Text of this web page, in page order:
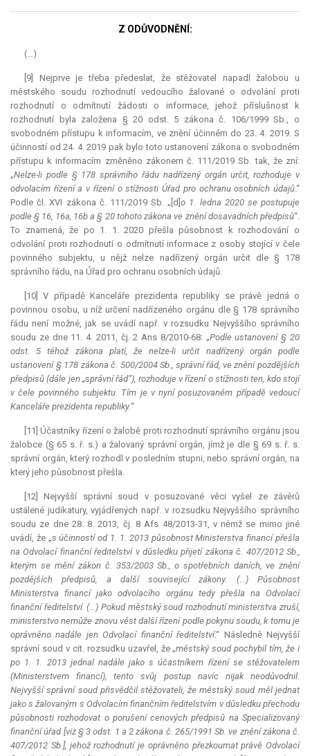
Z ODŮVODNĚNÍ:
(…)
[9] Nejprve je třeba předeslat, že stěžovatel napadl žalobou u
městského soudu rozhodnutí vedoucího žalované o odvolání proti
rozhodnutí o odmítnutí žádosti o informace, jehož příslušnost k
rozhodnutí byla založena § 20 odst. 5 zákona č. 106/1999 Sb., o
svobodném přístupu k informacím, ve znění účinném do 23. 4. 2019. S
účinností od 24. 4. 2019 pak bylo toto ustanovení zákona o svobodném
přístupu k informacím změněno zákonem č. 111/2019 Sb. tak, že zní:
„Nelze-li podle § 178 správního řádu nadřízený orgán určit, rozhoduje v
odvolacím řízení a v řízení o stížnosti Úřad pro ochranu osobních údajů.“
Podle čl. XVI zákona č. 111/2019 Sb. „[d]o 1. ledna 2020 se postupuje
podle § 16, 16a, 16b a § 20 tohoto zákona ve znění dosavadních předpisů“.
To znamená, že po 1. 1. 2020 přešla působnost k rozhodování o
odvolání proti rozhodnutí o odmítnutí informace z osoby stojící v čele
povinného subjektu, u nějž nelze nadřízený orgán určit dle § 178
správního řádu, na Úřad pro ochranu osobních údajů.
[10] V případě Kanceláře prezidenta republiky se právě jedná o
povinnou osobu, u níž určení nadřízeného orgánu dle § 178 správního
řádu není možné, jak se uvádí např. v rozsudku Nejvyššího správního
soudu ze dne 11. 4. 2011, čj. 2 Ans 8/2010-68: „Podle ustanovení § 20
odst. 5 téhož zákona platí, že nelze-li určit nadřízený orgán podle
ustanovení § 178 zákona č. 500/2004 Sb., správní řád, ve znění pozdějších
předpisů (dále jen „správní řád“), rozhoduje v řízení o stížnosti ten, kdo stojí
v čele povinného subjektu. Tím je v nyní posuzovaném případě vedoucí
Kanceláře prezidenta republiky.“
[11] Účastníky řízení o žalobě proti rozhodnutí správního orgánu jsou
žalobce (§ 65 s. ř. s.) a žalovaný správní orgán, jímž je dle § 69 s. ř. s.
správní orgán, který rozhodl v posledním stupni, nebo správní orgán, na
který jeho působnost přešla.
[12] Nejvyšší správní soud v posuzované věci vyšel ze závěrů
ustálené judikatury, vyjádřených např. v rozsudku Nejvyššího správního
soudu ze dne 28. 8. 2013, čj. 8 Afs 48/2013-31, v němž se mimo jiné
uvádí, že „s účinností od 1. 1. 2013 působnost Ministerstva financí přešla
na Odvolací finanční ředitelství v důsledku přijetí zákona č. 407/2012 Sb.,
kterým se mění zákon č. 353/2003 Sb., o spotřebních daních, ve znění
pozdějších předpisů, a další související zákony. (…) Působnost
Ministerstva financí jako odvolacího orgánu tedy přešla na Odvolací
finanční ředitelství. (…) Pokud městský soud rozhodnutí ministerstva zruší,
ministerstvo nemůže znovu vést další řízení podle pokynu soudu, k tomu je
oprávněno nadále jen Odvolací finanční ředitelství.“ Následně Nejvyšší
správní soud v cit. rozsudku uzavřel, že „městský soud pochybil tím, že i
po 1. 1. 2013 jednal nadále jako s účastníkem řízení se stěžovatelem
(Ministerstvem financí), tento svůj postup navíc nijak neodůvodnil.
Nejvyšší správní soud přisvědčil stěžovateli, že městský soud měl jednat
jako s žalovaným s Odvolacím finančním ředitelstvím v důsledku přechodu
působnosti rozhodovat o porušení cenových předpisů na Specializovaný
finanční úřad [viz § 3 odst. 1 a 2 zákona č. 265/1991 Sb. ve znění zákona č.
407/2012 Sb.], jehož rozhodnutí je oprávněno přezkoumat právě Odvolací